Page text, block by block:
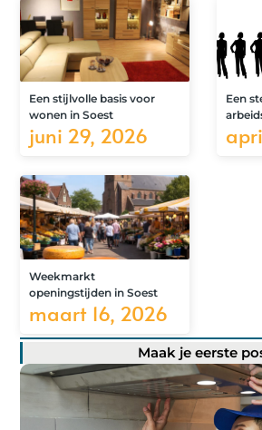
Een stijlvolle basis voor
wonen in Soest
juni 29, 2026
Een
Weekmarkt
openingstijden in Soest
maart 16, 2026
Maak je eerste